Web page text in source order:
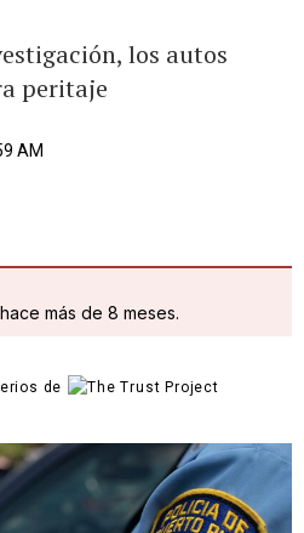
los autos
peritaje
AM
más de 8 meses.
de